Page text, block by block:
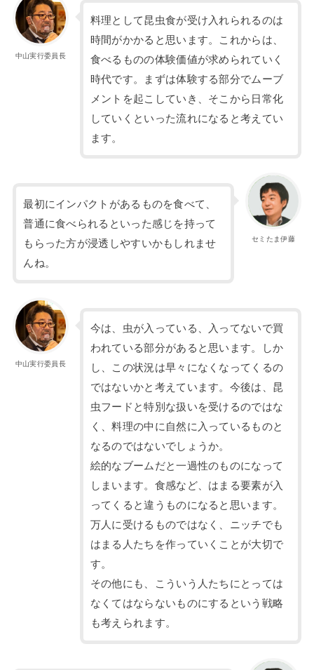
中山実行委員長
料理として昆虫食が受け入れられるのは
時間がかかると思います。これからは、
食べるものの体験価値が求められていく
時代です。まずは体験する部分でムーブ
メントを起こしていき、そこから日常化
していくといった流れになると考えてい
ます。
セミたま伊藤
最初にインパクトがあるものを食べて、
普通に食べられるといった感じを持って
もらった方が浸透しやすいかもしれませ
んね。
中山実行委員長
今は、虫が入っている、入ってないで買
われている部分があると思います。しか
し、この状況は早々になくなってくるの
ではないかと考えています。今後は、昆
虫フードと特別な扱いを受けるのではな
く、料理の中に自然に入っているものと
なるのではないでしょうか。
絵的なブームだと一過性のものになって
しまいます。食感など、はまる要素が入
ってくると違うものになると思います。
万人に受けるものではなく、ニッチでも
はまる人たちを作っていくことが大切で
す。
その他にも、こういう人たちにとっては
なくてはならないものにするという戦略
も考えられます。